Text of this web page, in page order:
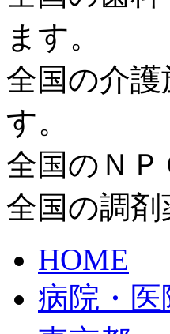
ます。
全国の介
す。
全国のＮ
全国の調
HOME
病院・